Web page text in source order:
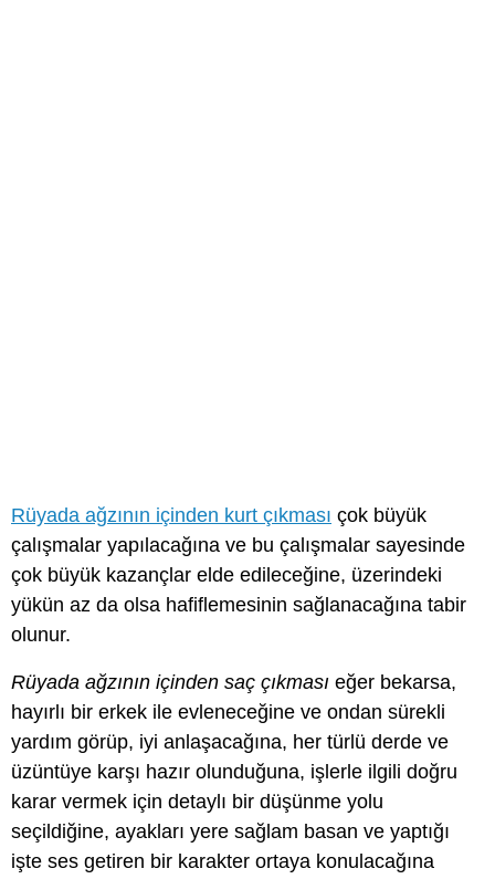
Rüyada ağzının içinden kurt çıkması çok büyük
çalışmalar yapılacağına ve bu çalışmalar sayesinde
çok büyük kazançlar elde edileceğine, üzerindeki
yükün az da olsa hafiflemesinin sağlanacağına tabir
olunur.
Rüyada ağzının içinden saç çıkması eğer bekarsa,
hayırlı bir erkek ile evleneceğine ve ondan sürekli
yardım görüp, iyi anlaşacağına, her türlü derde ve
üzüntüye karşı hazır olunduğuna, işlerle ilgili doğru
karar vermek için detaylı bir düşünme yolu
seçildiğine, ayakları yere sağlam basan ve yaptığı
işte ses getiren bir karakter ortaya konulacağına